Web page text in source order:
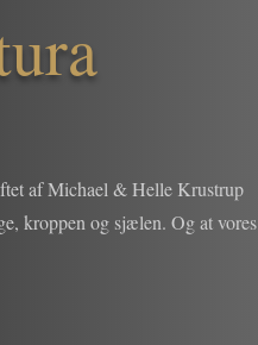
af Michael & Helle Krustrup
kroppen og sjælen. Og at vores